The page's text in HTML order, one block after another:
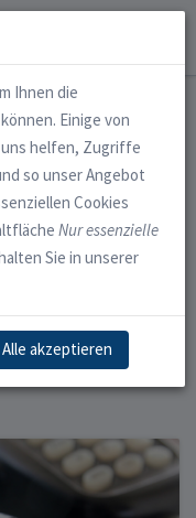
im
Jede Lerneinheit
Register für alle
Ihnen die
Einige von
helfen, Zugriffe
so unser Angebot
Cookies
Nur essenzielle
Sie in unserer
Alle akzeptieren